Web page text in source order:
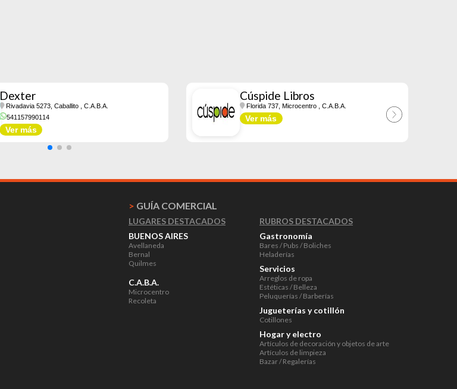
Dexter
Rivadavia 5273, Caballito
, C.A.B.A.
541157990114
Ver más
Cúspide Libros
Florida 737, Microcentro , C.A.B.A.
Ver más
> GUÍA COMERCIAL
LUGARES DESTACADOS
BUENOS AIRES
Avellaneda
Bernal
Quilmes
C.A.B.A.
Microcentro
Recoleta
RUBROS DESTACADOS
Gastronomía
Bares / Pubs / Boliches
Heladerías
Servicios
Arreglos de ropa
Estéticas / Belleza
Peluquerías / Barberías
Jugueterías y cotillón
Cotillones
Hogar y electro
Artículos de decoración y objetos de arte
Artículos de limpieza
Bazar / Regalerías